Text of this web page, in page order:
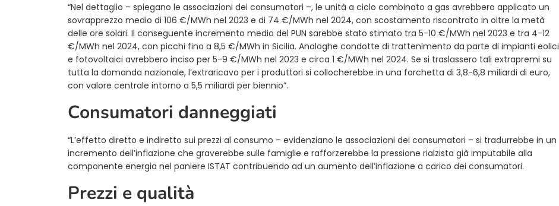
“Nel dettaglio – spiegano le associazioni dei consumatori –, le unità a ciclo combinato a gas avrebbero applicato un
sovrapprezzo medio di 106 €/MWh nel 2023 e di 74 €/MWh nel 2024, con scostamento riscontrato in oltre la metà
delle ore solari. Il conseguente incremento medio del PUN sarebbe stato stimato tra 5-10 €/MWh nel 2023 e tra 4-12
€/MWh nel 2024, con picchi fino a 8,5 €/MWh in Sicilia. Analoghe condotte di trattenimento da parte di impianti eolici
e fotovoltaici avrebbero inciso per 5-9 €/MWh nel 2023 e circa 1 €/MWh nel 2024. Se si traslassero tali extrapremi su
tutta la domanda nazionale, l’extraricavo per i produttori si collocherebbe in una forchetta di 3,8-6,8 miliardi di euro,
con valore centrale intorno a 5,5 miliardi per biennio”.
Consumatori danneggiati
“L’effetto diretto e indiretto sui prezzi al consumo – evidenziano le associazioni dei consumatori – si tradurrebbe in un
incremento dell’inflazione che graverebbe sulle famiglie e rafforzerebbe la pressione rialzista già imputabile alla
componente energia nel paniere ISTAT contribuendo ad un aumento dell’inflazione a carico dei consumatori.
Prezzi e qualità